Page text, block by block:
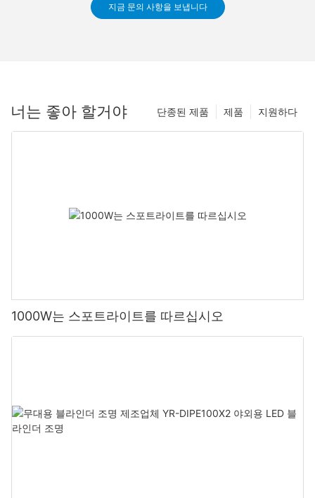
지금 문의 사항을 보냅니다
너는 좋아 할거야 지원하다
제품
단종된 제품
1000W는 스포트라이트를 따르십시오